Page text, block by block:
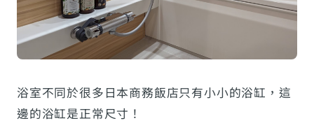
浴室不同於很多日本商務飯店只有小小的浴缸，這
邊的浴缸是正常尺寸！